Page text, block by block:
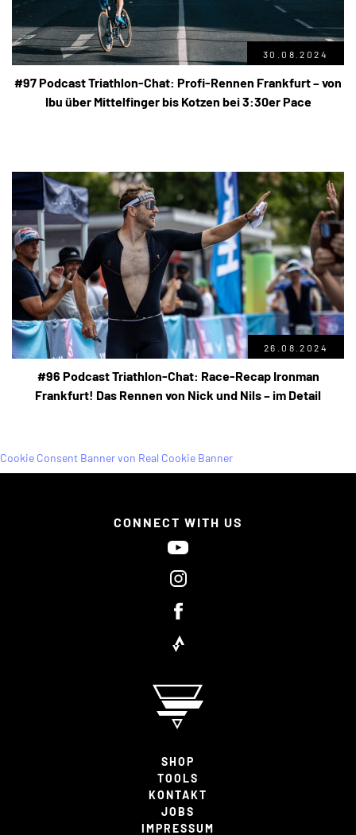
30.08.2024
#97 Podcast Triathlon-Chat: Profi-Rennen Frankfurt – von
Ibu über Mittelfinger bis Kotzen bei 3:30er Pace
26.08.2024
#96 Podcast Triathlon-Chat: Race-Recap Ironman
Frankfurt! Das Rennen von Nick und Nils – im Detail
CONNECT WITH US
SHOP
TOOLS
KONTAKT
JOBS
IMPRESSUM
Cookie Consent Banner von Real Cookie Banner